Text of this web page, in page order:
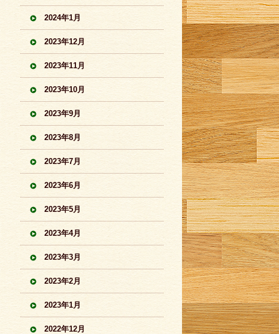
2024年1月
2023年12月
2023年11月
2023年10月
2023年9月
2023年8月
2023年7月
2023年6月
2023年5月
2023年4月
2023年3月
2023年2月
2023年1月
2022年12月